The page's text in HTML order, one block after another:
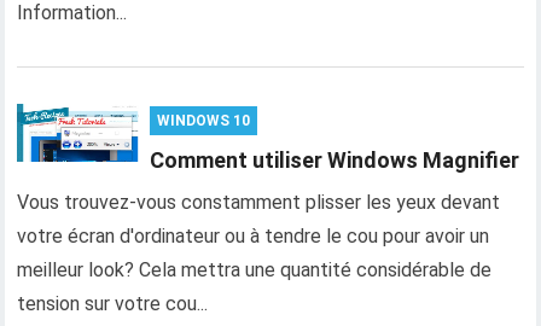
Information...
WINDOWS 10
Comment utiliser Windows Magnifier
Vous trouvez-vous constamment plisser les yeux devant
votre écran d'ordinateur ou à tendre le cou pour avoir un
meilleur look? Cela mettra une quantité considérable de
tension sur votre cou...